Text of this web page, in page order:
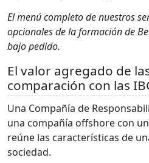
El menú completo de nuestros
opcionales de la formación de
bajo pedido.
El valor agregado de
comparación con las
Una Compañía de
una compañía offshore con
reúne las características de
sociedad.